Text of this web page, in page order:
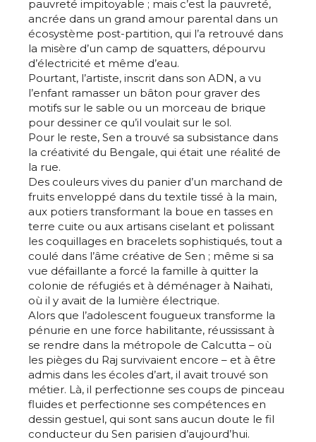
Adresse email*
Nom
pauvreté impitoyable ; mais c’est la pauvreté,
ancrée dans un grand amour parental dans un
écosystème post-partition, qui l’a retrouvé dans
la misère d’un camp de squatters, dépourvu
d’électricité et même d’eau.
Pourtant, l’artiste, inscrit dans son ADN, a vu
l’enfant ramasser un bâton pour graver des
motifs sur le sable ou un morceau de brique
pour dessiner ce qu’il voulait sur le sol.
Pour le reste, Sen a trouvé sa subsistance dans
la créativité du Bengale, qui était une réalité de
la rue.
Des couleurs vives du panier d’un marchand de
fruits enveloppé dans du textile tissé à la main,
aux potiers transformant la boue en tasses en
terre cuite ou aux artisans ciselant et polissant
les coquillages en bracelets sophistiqués, tout a
coulé dans l’âme créative de Sen ; même si sa
vue défaillante a forcé la famille à quitter la
colonie de réfugiés et à déménager à Naihati,
où il y avait de la lumière électrique.
Alors que l’adolescent fougueux transforme la
pénurie en une force habilitante, réussissant à
se rendre dans la métropole de Calcutta – où
les pièges du Raj survivaient encore – et à être
admis dans les écoles d’art, il avait trouvé son
métier. Là, il perfectionne ses coups de pinceau
fluides et perfectionne ses compétences en
dessin gestuel, qui sont sans aucun doute le fil
conducteur du Sen parisien d’aujourd’hui.